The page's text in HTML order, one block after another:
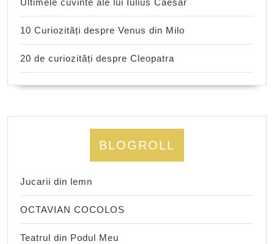
Ultimele cuvinte ale lui Iulius Caesar
10 Curiozități despre Venus din Milo
20 de curiozități despre Cleopatra
BLOGROLL
Jucarii din lemn
OCTAVIAN COCOLOS
Teatrul din Podul Meu